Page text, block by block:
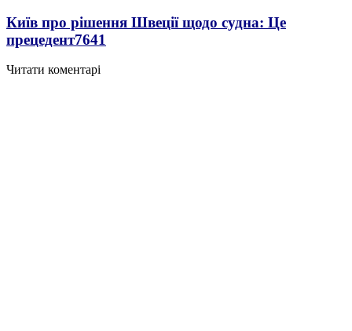
Київ про рішення Швеції щодо судна: Це
прецедент7641
Читати коментарі